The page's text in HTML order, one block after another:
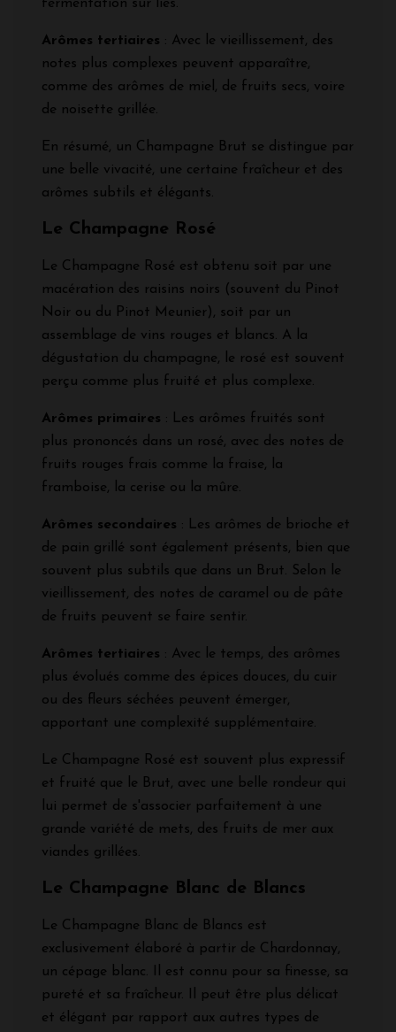
fermentation sur lies.
Arômes tertiaires : Avec le vieillissement, des
notes plus complexes peuvent apparaître,
comme des arômes de miel, de fruits secs, voire
de noisette grillée.
En résumé, un Champagne Brut se distingue par
une belle vivacité, une certaine fraîcheur et des
arômes subtils et élégants.
Le Champagne Rosé
Le Champagne Rosé est obtenu soit par une
macération des raisins noirs (souvent du Pinot
Noir ou du Pinot Meunier), soit par un
assemblage de vins rouges et blancs. A la
dégustation du champagne, le rosé est souvent
perçu comme plus fruité et plus complexe.
Arômes primaires : Les arômes fruités sont
plus prononcés dans un rosé, avec des notes de
fruits rouges frais comme la fraise, la
framboise, la cerise ou la mûre.
Arômes secondaires : Les arômes de brioche et
de pain grillé sont également présents, bien que
souvent plus subtils que dans un Brut. Selon le
vieillissement, des notes de caramel ou de pâte
de fruits peuvent se faire sentir.
Arômes tertiaires : Avec le temps, des arômes
plus évolués comme des épices douces, du cuir
ou des fleurs séchées peuvent émerger,
apportant une complexité supplémentaire.
Le Champagne Rosé est souvent plus expressif
et fruité que le Brut, avec une belle rondeur qui
lui permet de s'associer parfaitement à une
grande variété de mets, des fruits de mer aux
viandes grillées.
Le Champagne Blanc de Blancs
Le Champagne Blanc de Blancs est
exclusivement élaboré à partir de Chardonnay,
un cépage blanc. Il est connu pour sa finesse, sa
pureté et sa fraîcheur. Il peut être plus délicat
et élégant par rapport aux autres types de